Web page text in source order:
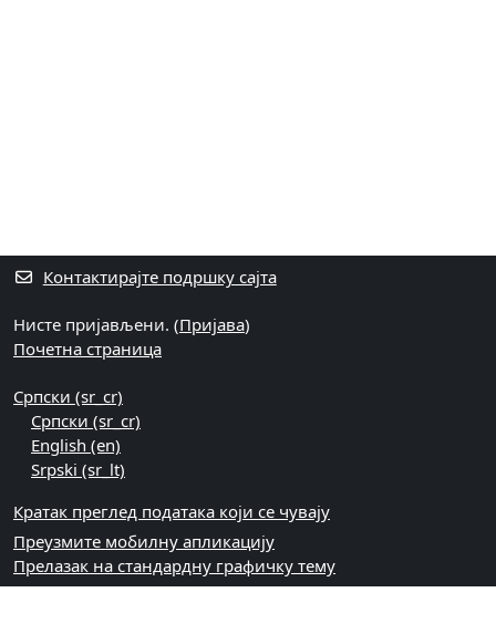
Контактирајте подршку сајта
Нисте пријављени. (Пријава)
Почетна страница
Српски ‎(sr_cr)‎
Српски ‎(sr_cr)‎
English ‎(en)‎
Srpski ‎(sr_lt)‎
Кратак преглед података који се чувају
Преузмите мобилну апликацију
Прелазак на стандардну графичку тему